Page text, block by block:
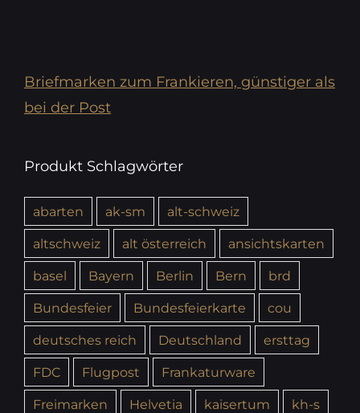
Briefmarken zum Frankieren, günstiger als
bei der Post
Produkt Schlagwörter
abarten ak-sm
alt-schweiz
altschweiz
alt österreich
ansichtskarten
basel
Bayern Berlin Bern
brd
Bundesfeier
Bundesfeierkarte
cou
deutsches reich
Deutschland
ersttag
FDC
Flugpost
Frankaturware
Freimarken
Helvetia kaisertum
kh-s